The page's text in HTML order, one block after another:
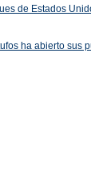
de Estados
ha abierto sus